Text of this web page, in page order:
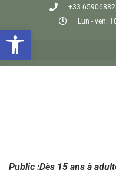
Ouvrir la
+33
Lun - ven:
Public :Dès 15 ans à